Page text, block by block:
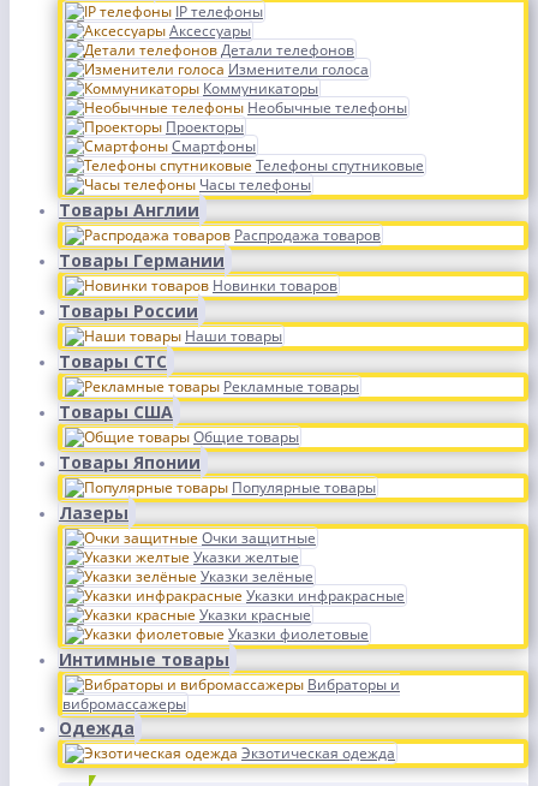
IP телефоны
Аксессуары
Детали телефонов
Изменители голоса
Коммуникаторы
Необычные телефоны
Проекторы
Смартфоны
Телефоны спутниковые
Часы телефоны
Товары Англии
Распродажа товаров
Товары Германии
Новинки товаров
Товары России
Наши товары
Товары СТС
Рекламные товары
Товары США
Общие товары
Товары Японии
Популярные товары
Лазеры
Очки защитные
Указки желтые
Указки зелёные
Указки инфракрасные
Указки красные
Указки фиолетовые
Интимные товары
Вибраторы и
вибромассажеры
Одежда
Экзотическая одежда